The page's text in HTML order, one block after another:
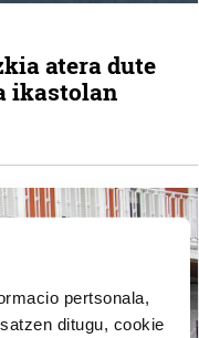
pertsonala,
ditugu, cookie
atera dute
ikastolan